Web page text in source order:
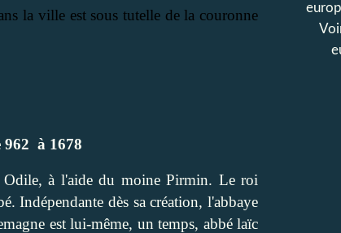
la ville est sous tutelle de la couronne
962 à 1678
à l'aide du moine Pirmin. Le roi
Indépendante dès sa création, l'abbaye
est lui-même, un temps, abbé laïc